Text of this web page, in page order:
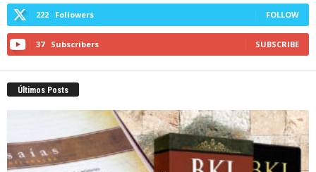
222 Followers FOLLOW
37 Subscribers SUBSCRIBE
Últimos Posts